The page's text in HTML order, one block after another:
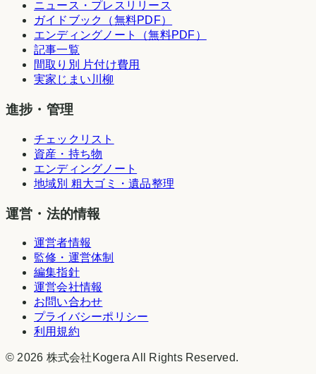
ニュース・プレスリリース
ガイドブック（無料PDF）
エンディングノート（無料PDF）
記事一覧
間取り別 片付け費用
実家じまい川柳
進捗・管理
チェックリスト
資産・持ち物
エンディングノート
地域別 粗大ゴミ・遺品整理
運営・法的情報
運営者情報
監修・運営体制
編集指針
運営会社情報
お問い合わせ
プライバシーポリシー
利用規約
© 2026 株式会社Kogera All Rights Reserved.